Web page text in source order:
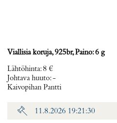
Viallisia koruja, 925br, Paino: 6 g
Lähtöhinta:8 €
Johtava huuto:-
Kaivopihan Pantti
11.8.2026 19:21:30